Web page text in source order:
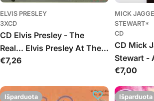
ELVIS PRESLEY
3XCD
CD Elvis Presley - The
Real... Elvis Presley At The
Movies
Įprasta
€7,26
MICK
STEWART*
CD
CD Mick
Stewart -
Įprasta
€7,00
Išparduota Išparduota